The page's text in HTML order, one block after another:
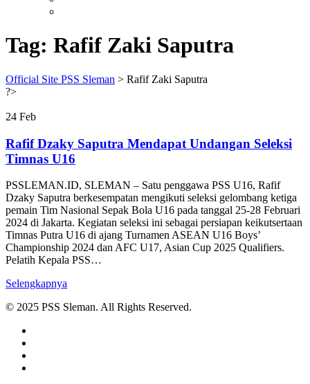
Tag: Rafif Zaki Saputra
Official Site PSS Sleman > Rafif Zaki Saputra
?>
24 Feb
Rafif Dzaky Saputra Mendapat Undangan Seleksi
Timnas U16
PSSLEMAN.ID, SLEMAN – Satu penggawa PSS U16, Rafif
Dzaky Saputra berkesempatan mengikuti seleksi gelombang ketiga
pemain Tim Nasional Sepak Bola U16 pada tanggal 25-28 Februari
2024 di Jakarta. Kegiatan seleksi ini sebagai persiapan keikutsertaan
Timnas Putra U16 di ajang Turnamen ASEAN U16 Boys’
Championship 2024 dan AFC U17, Asian Cup 2025 Qualifiers.
Pelatih Kepala PSS…
Selengkapnya
© 2025 PSS Sleman. All Rights Reserved.